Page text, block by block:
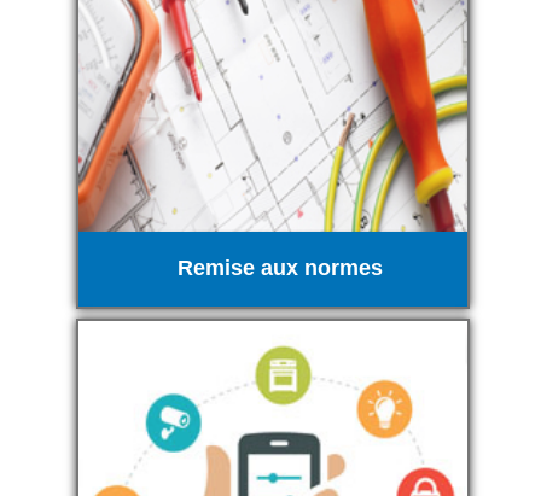
Remise aux normes